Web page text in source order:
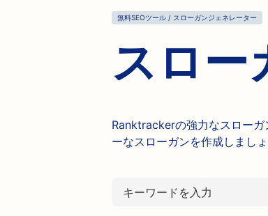
無料SEOツール / スローガンジェネレーター
スロー
Ranktrackerの強力なスロー
ーなスローガンを作成しまし